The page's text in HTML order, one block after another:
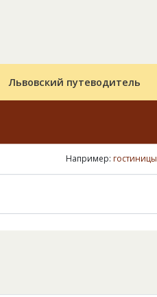
Львовский путеводитель
Например: гостиницы